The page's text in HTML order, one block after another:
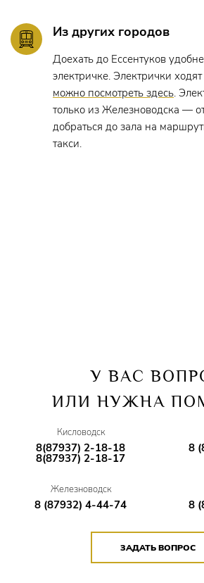
Из других городов
Доехать до Ессентуков
электричке. Электрички ходят
можно посмотреть здесь.
только из Железноводска —
добраться до зала на
такси.
У ВАС
ИЛИ НУЖНА
Кисловодск
8(87937) 2-18-18
8(87937) 2-18-17
8
Железноводск
8 (87932) 4-44-74 8
ЗАДАТЬ ВОПРОС